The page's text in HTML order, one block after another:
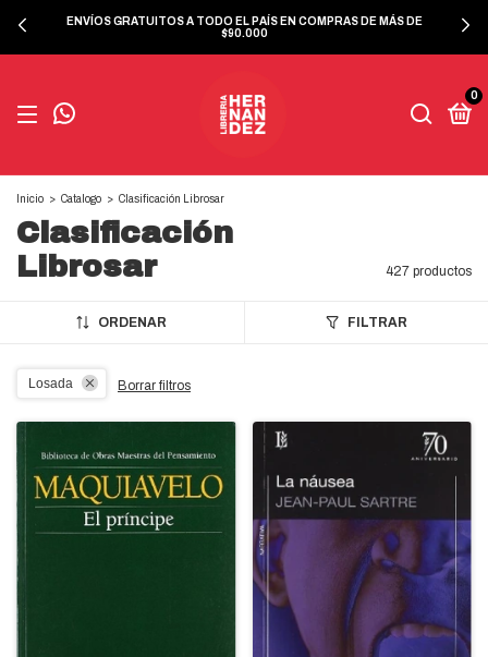
ENVÍOS GRATUITOS A TODO EL PAÍS EN COMPRAS DE MÁS DE
$90.000
0
Inicio > Catalogo > Clasificación Librosar
Clasificación
Librosar
427 productos
ORDENAR FILTRAR
Losada Borrar filtros